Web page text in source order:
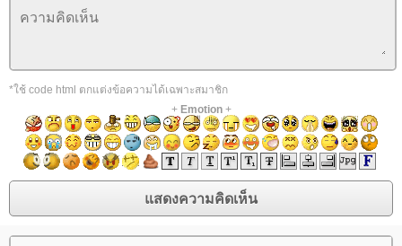
*ใช้ code html ตกแต่งข้อความได้เฉพาะสมาชิก
+ Emotion+